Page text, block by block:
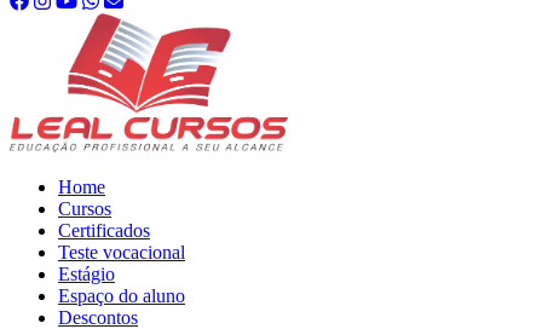
Home
Cursos
Certificados
Teste vocacional
Estágio
Espaço do aluno
Descontos